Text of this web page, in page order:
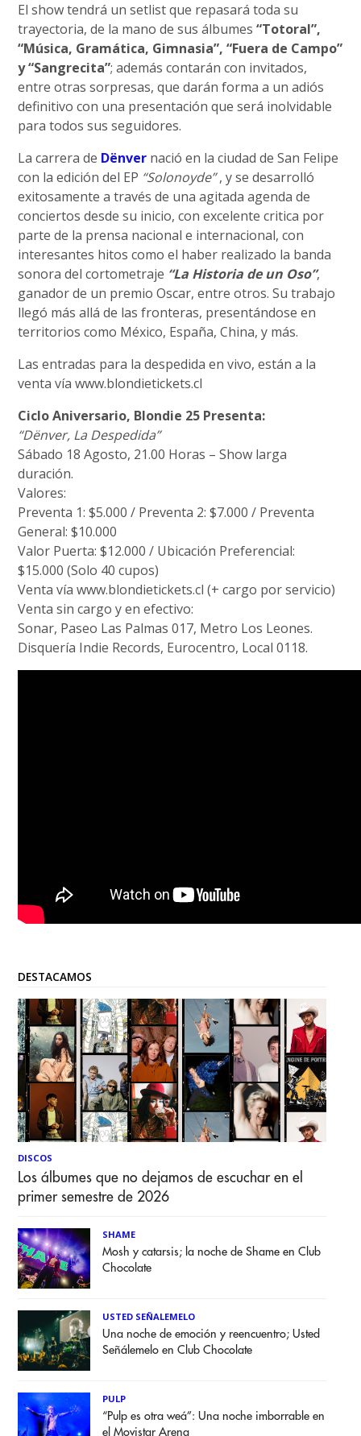
El show tendrá un setlist que repasará toda su
trayectoria, de la mano de sus álbumes“Totoral”,
“Música, Gramática, Gimnasia”, “Fuera de Campo”
y “Sangrecita”; además contarán con invitados,
entre otras sorpresas, que darán forma a un adiós
definitivo con una presentación que será inolvidable
para todos sus seguidores.
La carrera de Dënver nació en la ciudad de San Felipe
con la edición del EP “Solonoyde”, y se desarrolló
exitosamente a través de una agitada agenda de
conciertos desde su inicio, con excelente critica por
parte de la prensa nacional e internacional, con
interesantes hitos como el haber realizado la banda
sonora del cortometraje “La Historia de un Oso”,
ganador de un premio Oscar, entre otros. Su trabajo
llegó más allá de las fronteras, presentándose en
territorios como México, España, China, y más.
Las entradas para la despedida en vivo, están a la
venta vía www.blondietickets.cl
Ciclo Aniversario, Blondie 25 Presenta:
“Dënver, La Despedida”
Sábado 18 Agosto, 21.00 Horas – Show larga
duración.
Valores:
Preventa 1: $5.000 / Preventa 2: $7.000 / Preventa
General: $10.000
Valor Puerta: $12.000 / Ubicación Preferencial:
$15.000 (Solo 40 cupos)
Venta vía www.blondietickets.cl (+ cargo por servicio)
Venta sin cargo y en efectivo:
Sonar, Paseo Las Palmas 017, Metro Los Leones.
Disquería Indie Records, Eurocentro, Local 0118.
DESTACAMOS
DISCOS
Los álbumes que no dejamos de escuchar en el
primer semestre de 2026
SHAME
Mosh y catarsis; la noche de Shame en Club
Chocolate
USTED SEÑALEMELO
Una noche de emoción y reencuentro; Usted
Señálemelo en Club Chocolate
PULP
“Pulp es otra weá”: Una noche imborrable en
el Movistar Arena